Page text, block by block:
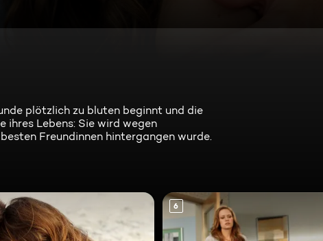
plötzlich zu bluten beginnt und die
Lebens: Sie wird wegen
Freundinnen hintergangen wurde.
6